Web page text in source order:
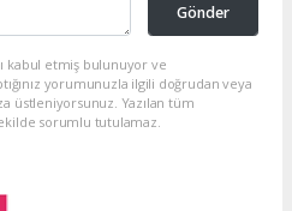
Gönder
kabul etmiş bulunuyor ve
yorumunuzla ilgili doğrudan veya
üstleniyorsunuz. Yazılan tüm
sorumlu tutulamaz.